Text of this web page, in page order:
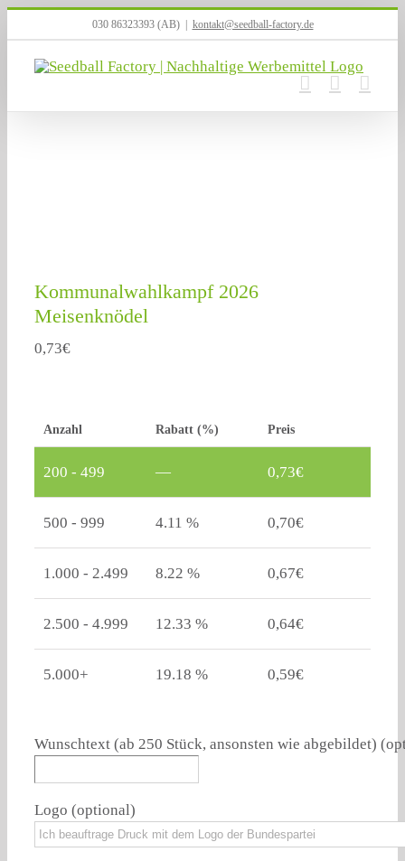
Inhalt
springen
030 86323393 (AB) kontakt@seedball-factory.de
Kommunalwahlkampf 2026
Meisenknödel
0,73€
Anzahl Rabatt (%) Preis
200 - 499 — 0,73€
500 - 999 4.11 % 0,70€
1.000 - 2.499 8.22 % 0,67€
2.500 - 4.999 12.33 % 0,64€
5.000+ 19.18 % 0,59€
Wunschtext (ab 250 Stück, ansonsten wie abgebildet)
Logo (optional)